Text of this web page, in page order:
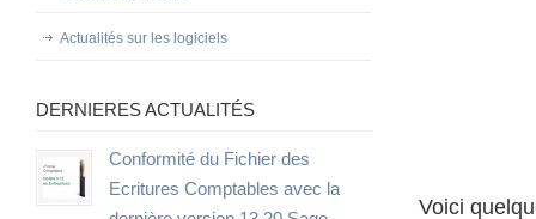
Voici
Actualités sur les logiciels
DERNIERES ACTUALITÉS
Conformité du Fichier des
Ecritures Comptables avec la